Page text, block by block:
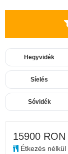
Hegyvidék
Síelés
Sóvidék
15900 RON
Étkezés nélkül